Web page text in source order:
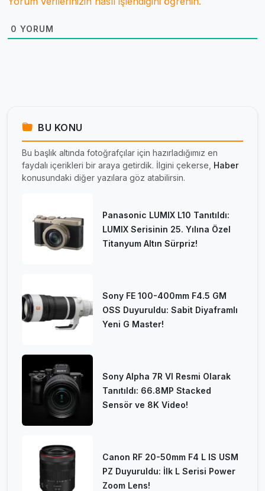
0 YORUM
BU KONU
Bu başlık altında fotoğrafçılar için hazırladığımız en
faydalı içerikleri bir araya getirdik. İlgini çekerse, Haber
konusundaki diğer yazılara göz atabilirsin.
Panasonic LUMIX L10 Tanıtıldı:
LUMIX Serisinin 25. Yılına Özel
Titanyum Altın Sürpriz!
Sony FE 100-400mm F4.5 GM
OSS Duyuruldu: Sabit Diyaframlı
Yeni G Master!
Sony Alpha 7R VI Resmi Olarak
Tanıtıldı: 66.8MP Stacked
Sensör ve 8K Video!
Canon RF 20-50mm F4 L IS USM
PZ Duyuruldu: İlk L Serisi Power
Zoom Lens!